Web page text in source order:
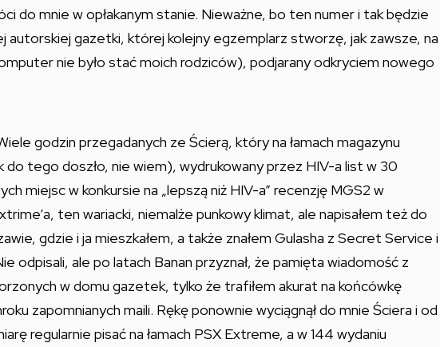
do mnie w opłakanym stanie. Nieważne, bo ten numer i tak będzie
gazetki, której kolejny egzemplarz stworzę, jak zawsze, na
nie było stać moich rodziców), podjarany odkryciem nowego
godzin przegadanych ze Ścierą, który na łamach magazynu
tego doszło, nie wiem), wydrukowany przez HIV-a list w 30
miejsc w konkursie na „lepszą niż HIV-a” recenzję MGS2 w
ten wariacki, niemalże punkowy klimat, ale napisałem też do
gdzie i ja mieszkałem, a także znałem Gulasha z Secret Service i
odpisali, ale po latach Banan przyznał, że pamięta wiadomość z
w domu gazetek, tylko że trafiłem akurat na końcówkę
zapomnianych maili. Rękę ponownie wyciągnął do mnie Ściera i od
regularnie pisać na łamach PSX Extreme, a w 144 wydaniu